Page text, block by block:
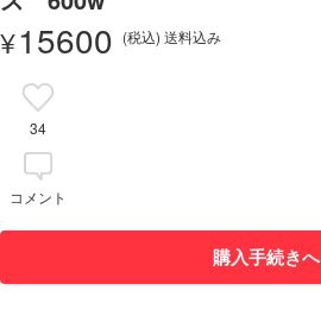
¥15600 (税込) 送料込み
34
コメント
購入手続きへ